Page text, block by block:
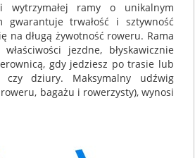
wytrzymałej ramy o unikalnym
gwarantuje trwałość i sztywność
na długą żywotność roweru. Rama
jezdne, błyskawicznie
gdy jedziesz po trasie lub
czy dziury. Maksymalny udźwig
bagażu i rowerzysty), wynosi